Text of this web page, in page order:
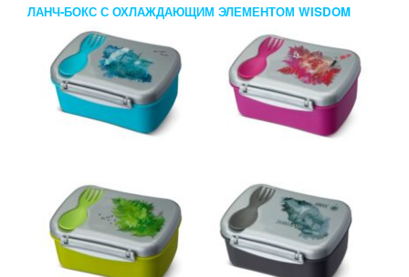
ЛАНЧ-БОКС С ОХЛАЖДАЮЩИМ ЭЛЕМЕНТОМ WISDOM
N’ICE BOX